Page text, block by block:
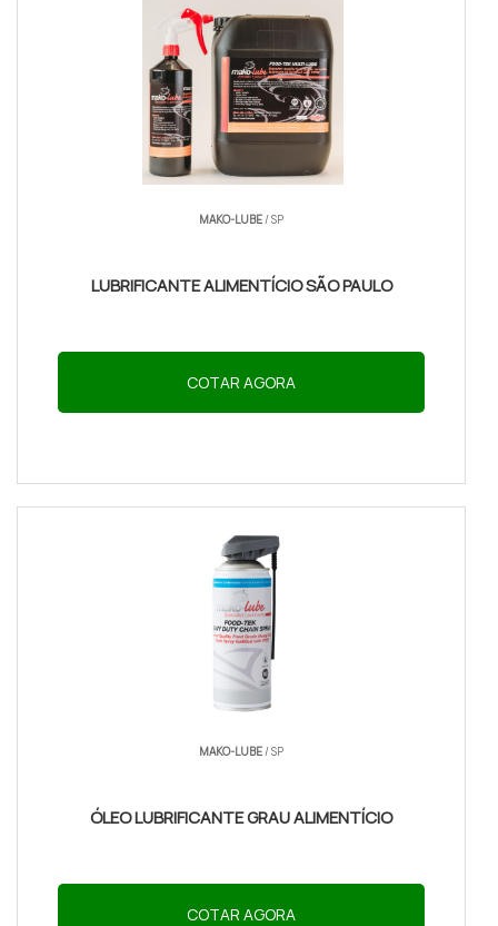
MAKO-LUBE / SP
LUBRIFICANTE ALIMENTÍCIO SÃO PAULO
COTAR AGORA
MAKO-LUBE / SP
ÓLEO LUBRIFICANTE GRAU ALIMENTÍCIO
COTAR AGORA